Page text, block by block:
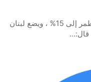
قال نعمة افرام: تسبيخ النفايات يخفّض الطمر إلى 15% ، ويضع لبنان
قال:…